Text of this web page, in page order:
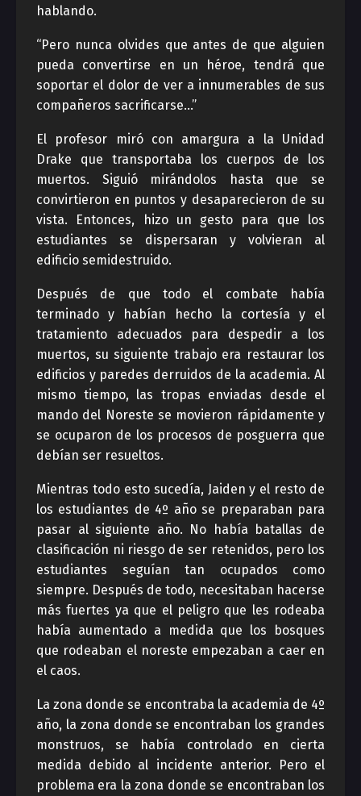
hablando.
“Pero nunca olvides que antes de que alguien
pueda convertirse en un héroe, tendrá que
soportar el dolor de ver a innumerables de sus
compañeros sacrificarse…”
El profesor miró con amargura a la Unidad
Drake que transportaba los cuerpos de los
muertos. Siguió mirándolos hasta que se
convirtieron en puntos y desaparecieron de su
vista. Entonces, hizo un gesto para que los
estudiantes se dispersaran y volvieran al
edificio semidestruido.
Después de que todo el combate había
terminado y habían hecho la cortesía y el
tratamiento adecuados para despedir a los
muertos, su siguiente trabajo era restaurar los
edificios y paredes derruidos de la academia. Al
mismo tiempo, las tropas enviadas desde el
mando del Noreste se movieron rápidamente y
se ocuparon de los procesos de posguerra que
debían ser resueltos.
Mientras todo esto sucedía, Jaiden y el resto de
los estudiantes de 4º año se preparaban para
pasar al siguiente año. No había batallas de
clasificación ni riesgo de ser retenidos, pero los
estudiantes seguían tan ocupados como
siempre. Después de todo, necesitaban hacerse
más fuertes ya que el peligro que les rodeaba
había aumentado a medida que los bosques
que rodeaban el noreste empezaban a caer en
el caos.
La zona donde se encontraba la academia de 4º
año, la zona donde se encontraban los grandes
monstruos, se había controlado en cierta
medida debido al incidente anterior. Pero el
problema era la zona donde se encontraban los